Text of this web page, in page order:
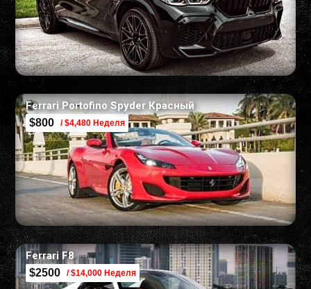
Ferrari Portofino Spyder Красный
$800 / $4,480 Неделя
Ferrari F8
$2500 / $14,000 Неделя